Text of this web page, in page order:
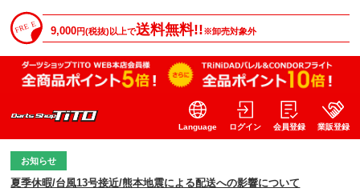
9,000円(税抜)以上で送料無料!!※卸売対象外
Language ログイン 会員登録 業販登録
お知らせ
夏季休暇/台風13号接近/熊本地震による配送への影響について